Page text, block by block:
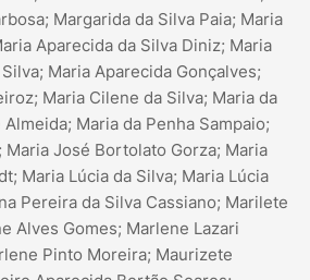
Margarida da Silva Paia; Maria
Aparecida da Silva Diniz; Maria
Maria Aparecida Gonçalves;
Maria Cilene da Silva; Maria da
Maria da Penha Sampaio;
Maria José Bortolato Gorza; Maria
Maria Lúcia da Silva; Maria Lúcia
Pereira da Silva Cassiano; Marilete
Alves Gomes; Marlene Lazari
Pinto Moreira; Maurizete